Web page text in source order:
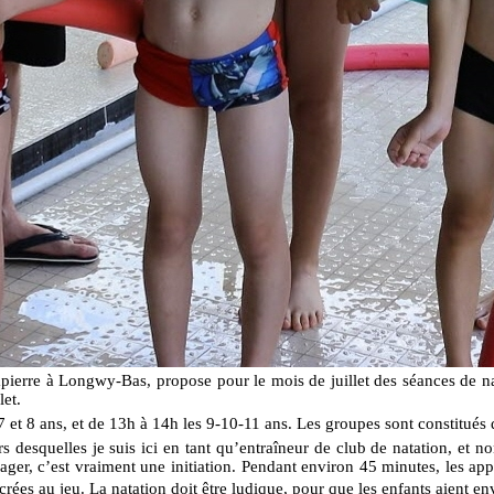
à Longwy-Bas, propose pour le mois de juillet des séances de
8 ans, et de 13h à 14h les 9-10-11 ans. Les groupes sont
je suis ici en tant qu’entraîneur de club de natation, et
c’est vraiment une initiation. Pendant environ 45 minutes, les
au jeu. La natation doit être ludique, pour que les enfants aient